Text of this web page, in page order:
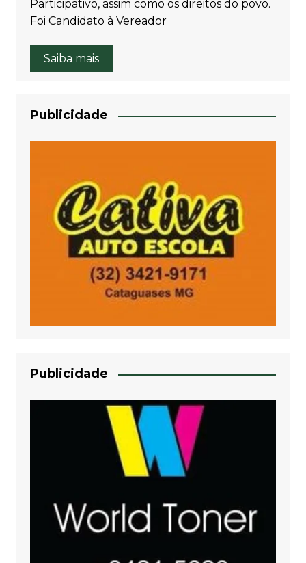
Participativo, assim como os direitos do povo.
Foi Candidato à Vereador
Saiba mais
Publicidade
Publicidade